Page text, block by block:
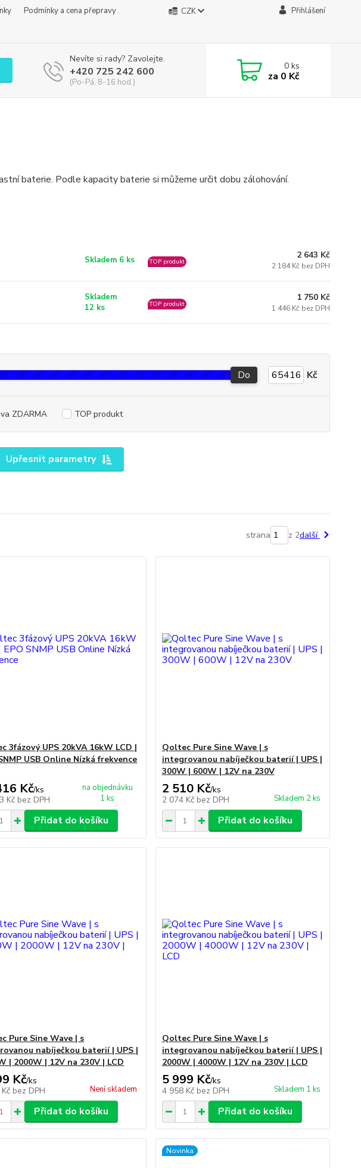
Podmínky a cena přepravy
CZK Přihlášení
Nevíte si rady? Zavolejte.
+420 725 242 600
(Po-Pá, 8-16 hod.)
0ks
za 0 Kč
baterie. Podle kapacity baterie si můžeme určit dobu zálohování.
Skladem 6 ks TOP produkt
2 643 Kč
2 184 Kč bez DPH
Skladem
12 ks
TOP produkt
1 750 Kč
1 446 Kč bez DPH
Upřesnit parametry
Do Kč
ZDARMA TOP produkt
strana z 2další
3fázový UPS 20kVA 16kW LCD |
USB Online Nízká frekvence
Kč/ks
Kč bez DPH
na objednávku
1 ks
Přidat do košíku
Qoltec Pure Sine Wave | s
integrovanou nabíječkou baterií | UPS |
300W | 600W | 12V na 230V
2 510 Kč/ks
2 074 Kč bez DPH Skladem 2 ks
Přidat do košíku
Pure Sine Wave | s
nabíječkou baterií | UPS |
| 2000W | 12V na 230V | LCD
Kč/ks
bez DPH Není skladem
Přidat do košíku
Qoltec Pure Sine Wave | s
integrovanou nabíječkou baterií | UPS |
2000W | 4000W | 12V na 230V | LCD
5 999 Kč/ks
4 958 Kč bez DPH Skladem 1 ks
Přidat do košíku
Novinka